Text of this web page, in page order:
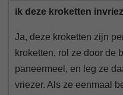
ik deze kroketten
Ja, deze kroketten zijn
kroketten, rol ze door de
paneermeel, en leg ze
vriezer. Als ze eenmaal